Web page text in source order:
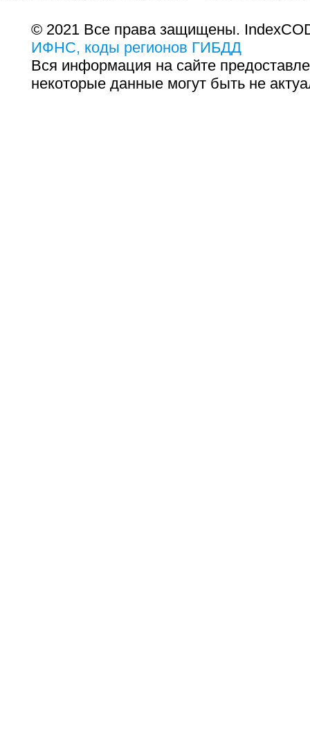
© 2021 Все права защищены.
ИФНС, коды регионов ГИБДД
Вся информация на сайте
некоторые данные могут быть не